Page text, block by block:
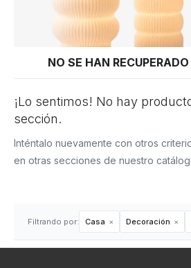
NO SE HAN
¡Lo sentimos! No hay
sección.
Inténtalo nuevamente con otros
en otras secciones de nuestro
Filtrando por: Casa Decoración